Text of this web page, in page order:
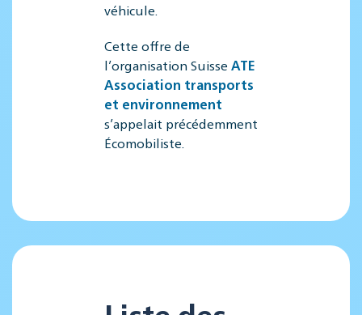
véhicule.
Cette offre de
l’organisation Suisse ATE
Association transports
et environnement
s’appelait précédemment
Écomobiliste.